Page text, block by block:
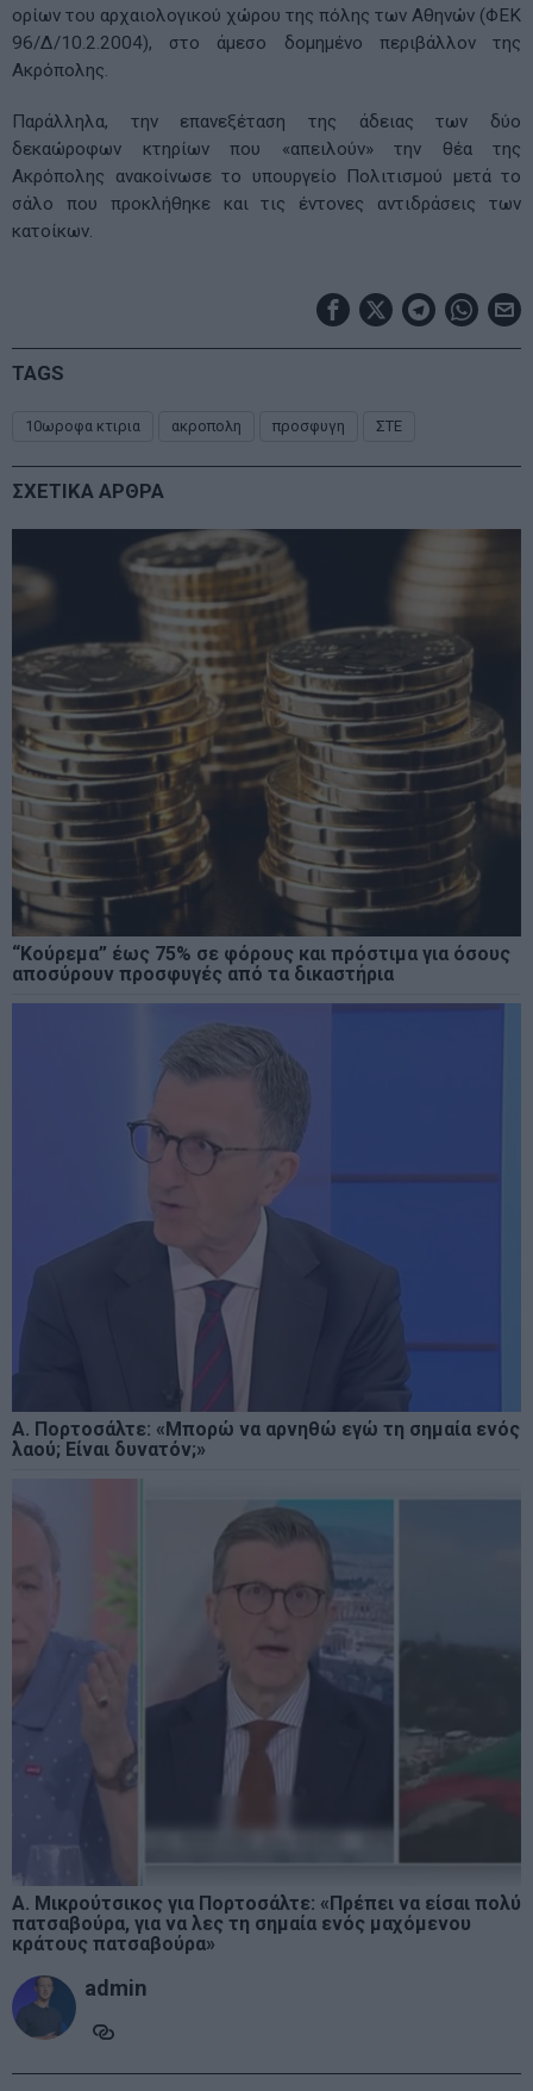
ορίων του αρχαιολογικού χώρου της πόλης των Αθηνών (ΦΕΚ
96/Δ/10.2.2004), στο άμεσο δομημένο περιβάλλον της
Ακρόπολης.
Παράλληλα, την επανεξέταση της άδειας των δύο
δεκαώροφων κτηρίων που «απειλούν» την θέα της
Ακρόπολης ανακοίνωσε το υπουργείο Πολιτισμού μετά το
σάλο που προκλήθηκε και τις έντονες αντιδράσεις των
κατοίκων.
TAGS
10ωροφα κτιρια ακροπολη προσφυγη ΣΤΕ
ΣΧΕΤΙΚΑ ΑΡΘΡΑ
“Κούρεμα” έως 75% σε φόρους και πρόστιμα για όσους
αποσύρουν προσφυγές από τα δικαστήρια
Α. Πορτοσάλτε: «Μπορώ να αρνηθώ εγώ τη σημαία ενός
λαού; Είναι δυνατόν;»
Α. Μικρούτσικος για Πορτοσάλτε: «Πρέπει να είσαι πολύ
πατσαβούρα, για να λες τη σημαία ενός μαχόμενου
κράτους πατσαβούρα»
admin